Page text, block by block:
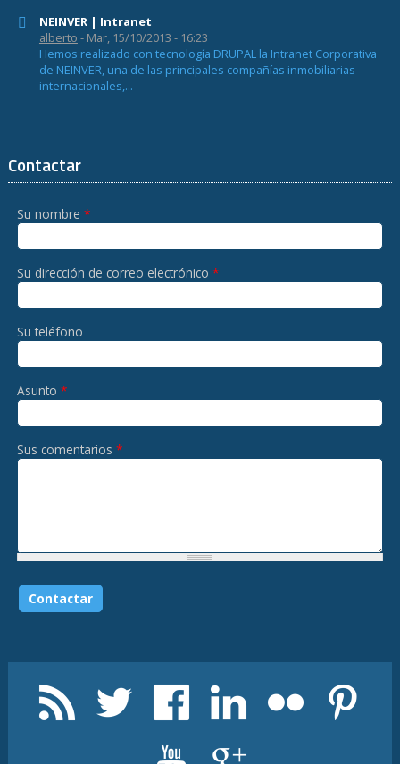
NEINVER | Intranet
alberto - Mar, 15/10/2013 - 16:23
Hemos realizado con tecnología DRUPAL la Intranet Corporativa
de NEINVER, una de las principales compañías inmobiliarias
internacionales,...
Contactar
Su nombre *
Su dirección de correo electrónico *
Su teléfono
Asunto *
Sus comentarios *